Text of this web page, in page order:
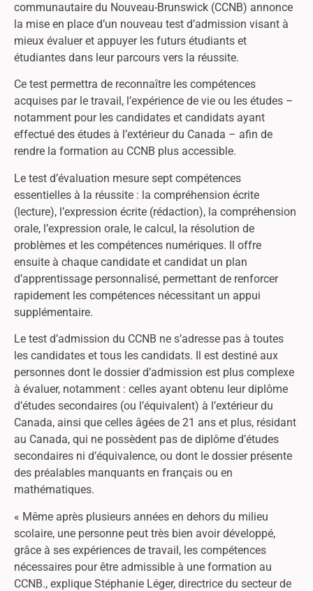
communautaire du Nouveau-Brunswick (CCNB) annonce
la mise en place d’un nouveau test d’admission visant à
mieux évaluer et appuyer les futurs étudiants et
étudiantes dans leur parcours vers la réussite.
Ce test permettra de reconnaître les compétences
acquises par le travail, l’expérience de vie ou les études –
notamment pour les candidates et candidats ayant
effectué des études à l’extérieur du Canada – afin de
rendre la formation au CCNB plus accessible.
Le test d’évaluation mesure sept compétences
essentielles à la réussite : la compréhension écrite
(lecture), l’expression écrite (rédaction), la compréhension
orale, l’expression orale, le calcul, la résolution de
problèmes et les compétences numériques. Il offre
ensuite à chaque candidate et candidat un plan
d’apprentissage personnalisé, permettant de renforcer
rapidement les compétences nécessitant un appui
supplémentaire.
Le test d’admission du CCNB ne s’adresse pas à toutes
les candidates et tous les candidats. Il est destiné aux
personnes dont le dossier d’admission est plus complexe
à évaluer, notamment : celles ayant obtenu leur diplôme
d’études secondaires (ou l’équivalent) à l’extérieur du
Canada, ainsi que celles âgées de 21 ans et plus, résidant
au Canada, qui ne possèdent pas de diplôme d’études
secondaires ni d’équivalence, ou dont le dossier présente
des préalables manquants en français ou en
mathématiques.
« Même après plusieurs années en dehors du milieu
scolaire, une personne peut très bien avoir développé,
grâce à ses expériences de travail, les compétences
nécessaires pour être admissible à une formation au
CCNB., explique Stéphanie Léger, directrice du secteur de